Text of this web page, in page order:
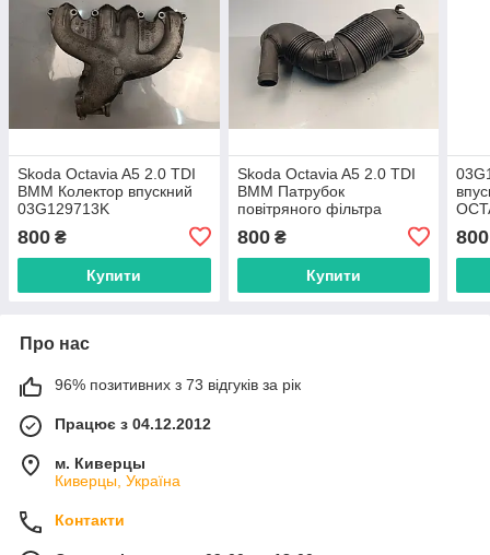
Skoda Octavia A5 2.0 TDI
BMM Колектор впускний
03G129713K
800 ₴
Купити
Skoda Octavia A5 2.0 TDI
BMM Патрубок
повітряного фільтра
800₴
Купити
800
Про нас
96% позитивних з 73 відгуків за рік
Працює з 04.12.2012
м. Киверцы
Киверцы, Україна
Контакти